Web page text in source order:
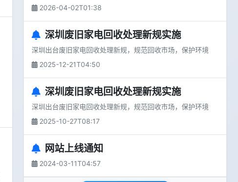
2026-04-02T01:38
深圳废旧家电回收处理新规实施
深圳出台废旧家电回收处理新规，规范回收市场，保护环境
2025-12-21T04:50
深圳废旧家电回收处理新规实施
深圳出台废旧家电回收处理新规，规范回收市场，保护环境
2025-10-27T08:17
网站上线通知
2024-03-11T04:57